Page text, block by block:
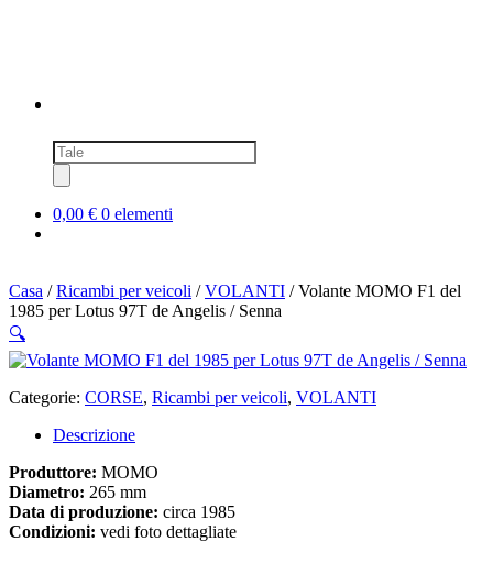
Ricerca
prodotti
0,00 € 0 elementi
Casa /Ricambi per veicoli /VOLANTI / Volante MOMO F1 del
1985 per Lotus 97T de Angelis / Senna
🔍
Categorie: CORSE, Ricambi per veicoli, VOLANTI
Descrizione
Produttore: MOMO
Diametro: 265 mm
Data di produzione: circa 1985
Condizioni: vedi foto dettagliate